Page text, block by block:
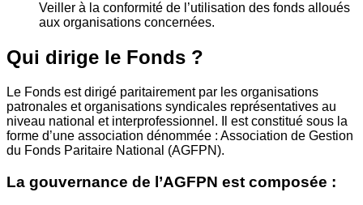
Veiller à la conformité de l’utilisation des fonds alloués
aux organisations concernées.
Qui dirige le Fonds ?
Le Fonds est dirigé paritairement par les organisations
patronales et organisations syndicales représentatives au
niveau national et interprofessionnel. Il est constitué sous la
forme d’une association dénommée : Association de Gestion
du Fonds Paritaire National (AGFPN).
La gouvernance de l’AGFPN est composée :